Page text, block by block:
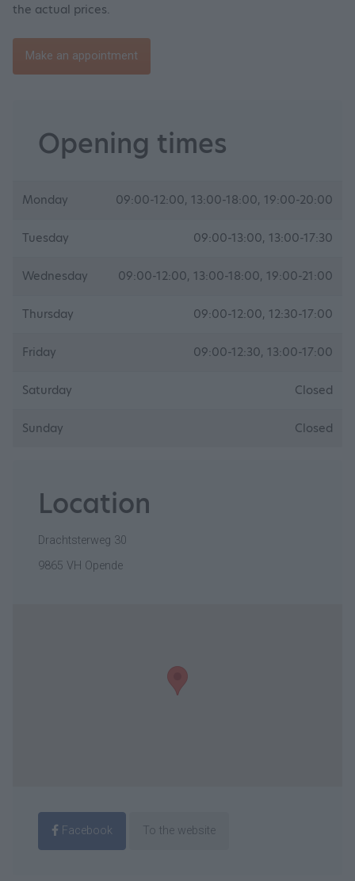
the actual prices.
Make an appointment
Opening times
Monday 09:00-12:00, 13:00-18:00, 19:00-20:00
Tuesday 09:00-13:00, 13:00-17:30
Wednesday 09:00-12:00, 13:00-18:00, 19:00-21:00
Thursday 09:00-12:00, 12:30-17:00
Friday 09:00-12:30, 13:00-17:00
Saturday Closed
Sunday Closed
Location
Drachtsterweg 30
9865 VH Opende
Facebook To the website